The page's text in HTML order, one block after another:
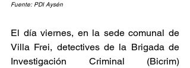
Fuente: PDI Aysén
El día viernes, en la sede comunal de
Villa Frei, detectives de la Brigada de
Investigación Criminal (Bicrim)